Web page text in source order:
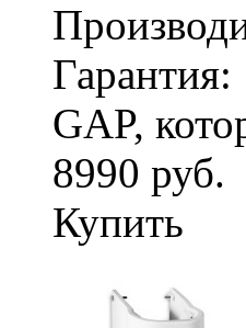
Гарантия:
GAP,
8990 руб.
Купить